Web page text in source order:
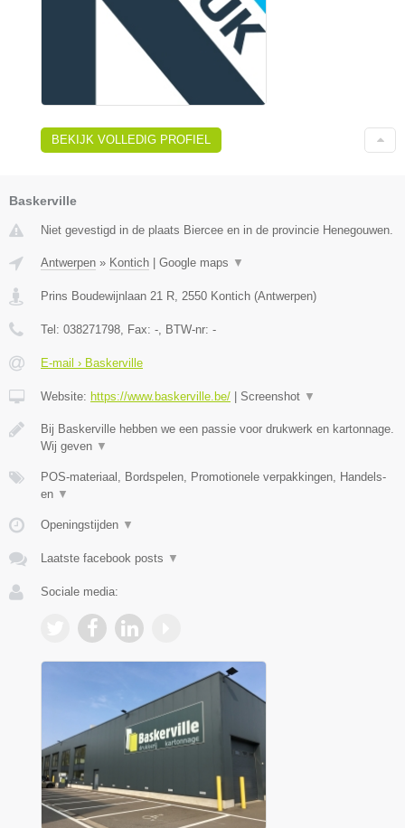
BEKIJK VOLLEDIG PROFIEL
Baskerville
Niet gevestigd in de plaats Biercee en in de provincie Henegouwen.
Antwerpen » Kontich Google maps ▼
Prins Boudewijnlaan 21 R, 2550 Kontich (Antwerpen)
Tel: 038271798, Fax: -, BTW-nr: -
E-mail › Baskerville
Website: https://www.baskerville.be/ Screenshot ▼
Bij Baskerville hebben we een passie voor drukwerk en kartonnage.
Wij geven ▼
POS-materiaal, Bordspelen, Promotionele verpakkingen, Handels-
en ▼
Openingstijden ▼
Laatste facebook posts ▼
Sociale media: